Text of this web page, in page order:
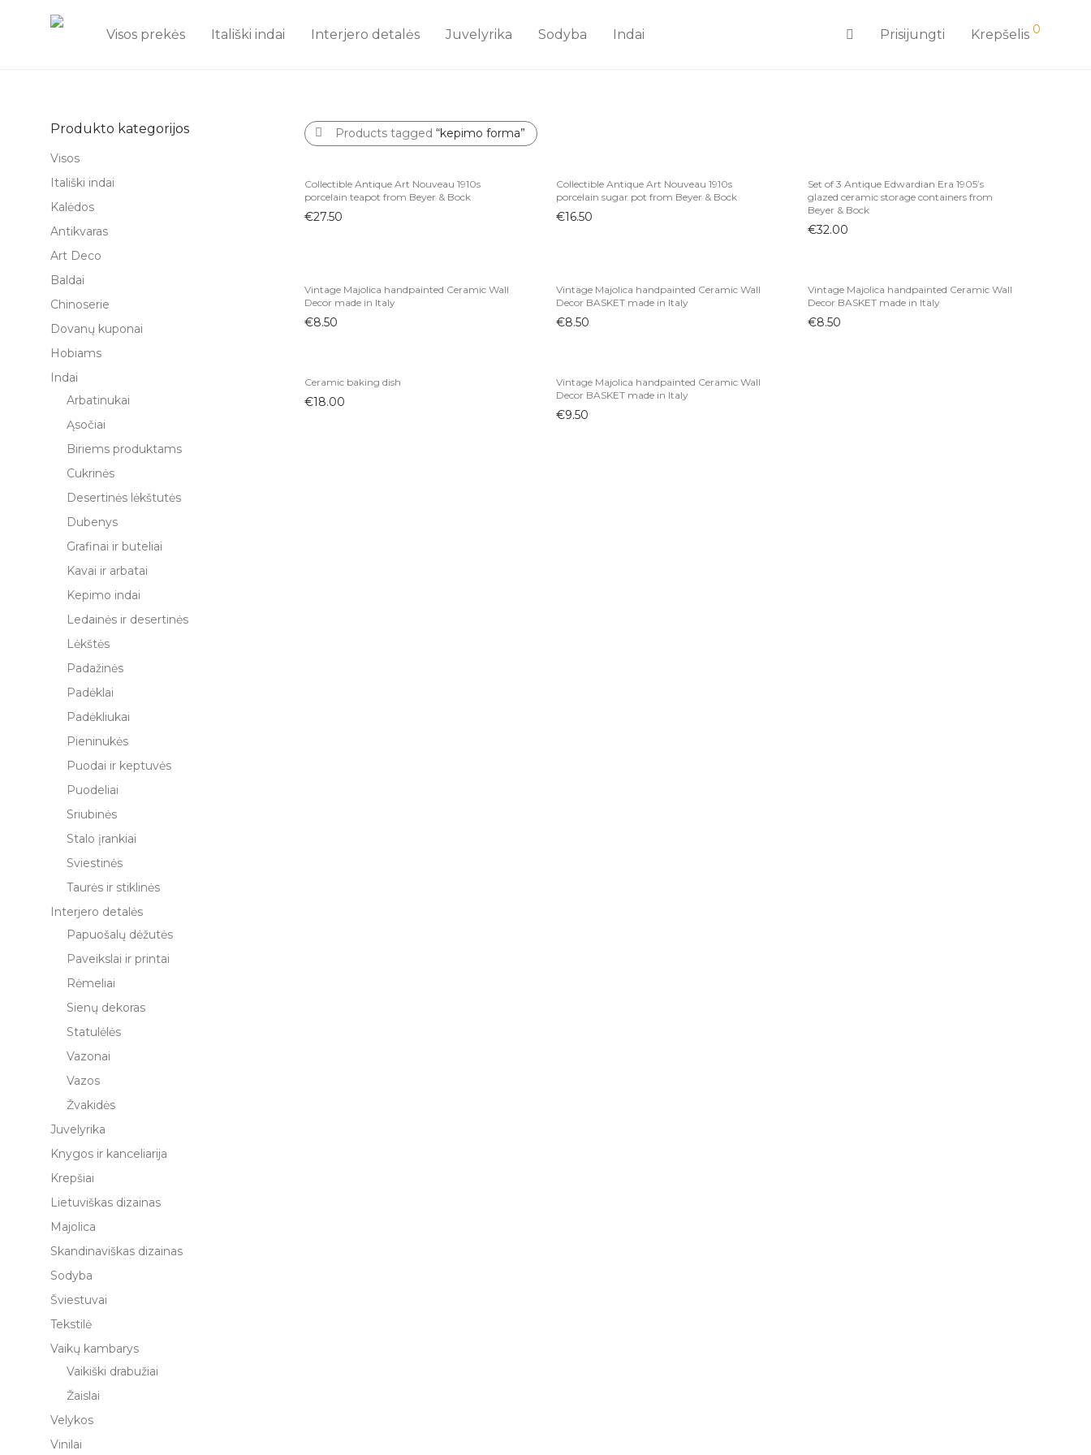
Visos prekės Itališki indai Interjero detalės Juvelyrika Sodyba Indai Prisijungti Krepšelis 0
Produkto kategorijos
Visos
Itališki indai
Kalėdos
Antikvaras
Art Deco
Baldai
Chinoserie
Dovanų kuponai
Hobiams
Indai
Arbatinukai
Ąsočiai
Biriems produktams
Cukrinės
Desertinės lėkštutės
Dubenys
Grafinai ir buteliai
Kavai ir arbatai
Kepimo indai
Ledainės ir desertinės
Lėkštės
Padažinės
Padėklai
Padėkliukai
Pieninukės
Puodai ir keptuvės
Puodeliai
Sriubinės
Stalo įrankiai
Sviestinės
Taurės ir stiklinės
Interjero detalės
Papuošalų dėžutės
Paveikslai ir printai
Rėmeliai
Sienų dekoras
Statulėlės
Vazonai
Vazos
Žvakidės
Juvelyrika
Knygos ir kanceliarija
Krepšiai
Lietuviškas dizainas
Majolica
Skandinaviškas dizainas
Sodyba
Šviestuvai
Tekstilė
Vaikų kambarys
Vaikiški drabužiai
Žaislai
Velykos
Vinilai
Products tagged “kepimo forma”
Collectible Antique Art Nouveau 1910s
porcelain teapot from Beyer & Bock
€27.50
Collectible Antique Art Nouveau 1910s
porcelain sugar pot from Beyer & Bock
€16.50
Set of 3 Antique Edwardian Era 1905’s
glazed ceramic storage containers from
Beyer & Bock
€32.00
Vintage Majolica handpainted Ceramic Wall
Decor made in Italy
€8.50
Vintage Majolica handpainted Ceramic Wall
Decor BASKET made in Italy
€8.50
Vintage Majolica handpainted Ceramic Wall
Decor BASKET made in Italy
€8.50
Ceramic baking dish
€18.00
Vintage Majolica handpainted Ceramic Wall
Decor BASKET made in Italy
€9.50